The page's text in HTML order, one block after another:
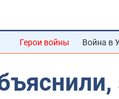
Герои войны Война в